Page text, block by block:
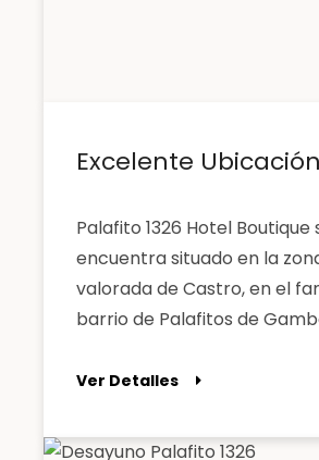
Excelente Ubicación
Palafito 1326 Hotel Boutique
encuentra situado en la
valorada de Castro, en el
barrio de Palafitos de
Ver Detalles